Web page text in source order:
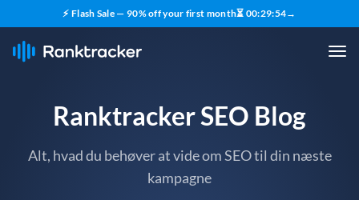
⚡ Flash Sale — 90% off your first month⏳ 00:29:54→
Ranktracker SEO Blog
Alt, hvad du behøver at vide om SEO til din næste
kampagne